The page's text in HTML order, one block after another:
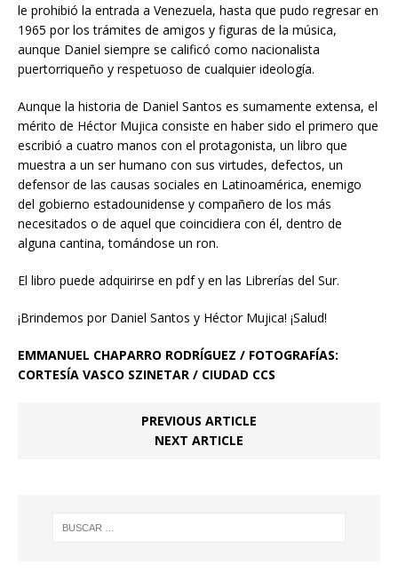
le prohibió la entrada a Venezuela, hasta que pudo regresar en
1965 por los trámites de amigos y figuras de la música,
aunque Daniel siempre se calificó como nacionalista
puertorriqueño y respetuoso de cualquier ideología.
Aunque la historia de Daniel Santos es sumamente extensa, el
mérito de Héctor Mujica consiste en haber sido el primero que
escribió a cuatro manos con el protagonista, un libro que
muestra a un ser humano con sus virtudes, defectos, un
defensor de las causas sociales en Latinoamérica, enemigo
del gobierno estadounidense y compañero de los más
necesitados o de aquel que coincidiera con él, dentro de
alguna cantina, tomándose un ron.
El libro puede adquirirse en pdf y en las Librerías del Sur.
¡Brindemos por Daniel Santos y Héctor Mujica! ¡Salud!
EMMANUEL CHAPARRO RODRÍGUEZ / FOTOGRAFÍAS:
CORTESÍA VASCO SZINETAR / CIUDAD CCS
PREVIOUS ARTICLE
NEXT ARTICLE